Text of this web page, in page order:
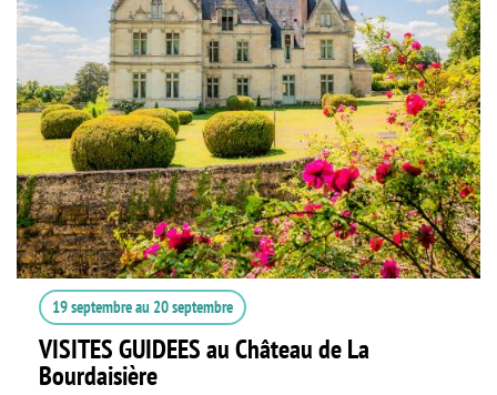
19 septembreau 20 septembre
VISITES GUIDEES au Château de La
Bourdaisière